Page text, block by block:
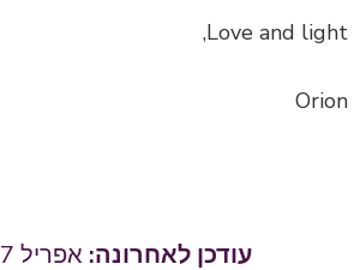
Love and light,
Orion
אפריל 7, 2025